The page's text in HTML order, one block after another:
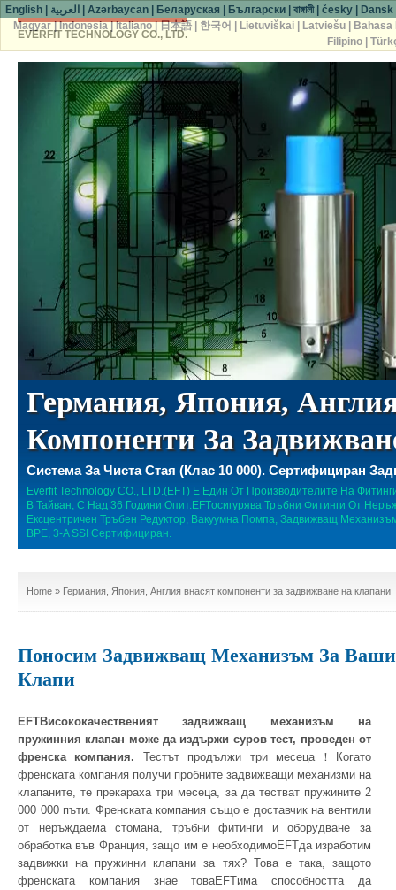
EVERFIT TECHNOLOGY CO., LTD.
Германия, Япония,
Компоненти За
Система За Чиста Стая (клас 10 000). Сертифициран
Everfit Technology CO., LTD.(EFT) Е Един От Производителите На
В Тайван, С Над 36 Години Опит.EFTосигурява Тръбни Фитинги От
Ексцентричен Тръбен Редуктор, Вакуумна Помпа, Задвижващ
BPE, 3-A SSI Сертифициран.
Home » Германия, Япония, Англия внасят компоненти за задвижване на клапани
Поносим Задвижващ Механизъм За
Клапи
EFTВисококачественият задвижващ механизъм на
пружинния клапан може да издържи суров тест, проведен от
френска компания. Тестът продължи три месеца！Когато
френската компания получи пробните задвижващи механизми на
клапаните, те прекараха три месеца, за да тестват пружините 2
000 000 пъти. Френската компания също е доставчик на вентили
от неръждаема стомана, тръбни фитинги и оборудване за
обработка във Франция, защо им е необходимоEFTда изработим
задвижки на пружинни клапани за тях? Това е така, защото
френската компания знае товаEFTима способността да
English العربية |Azərbaycan Беларуская Български |বাঙ্গালী|česky Dansk
Magyar|Indonesia|Italiano|日本語| 한국어 Lietuviškai| Latviešu|
Bahasa
Filipino|